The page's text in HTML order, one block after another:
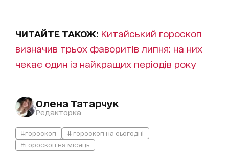
ЧИТАЙТЕ ТАКОЖ: Китайський гороскоп
визначив трьох фаворитів липня: на них
чекає один із найкращих періодів року
Олена Татарчук
Редакторка
#гороскоп
# гороскоп на сьогодні
#гороскоп на місяць